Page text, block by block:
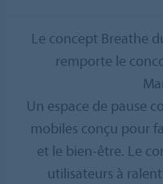
Le concept Breathe
remporte le
Un espace de pause
mobiles conçu pour
et le bien-être. Le
utilisateurs à